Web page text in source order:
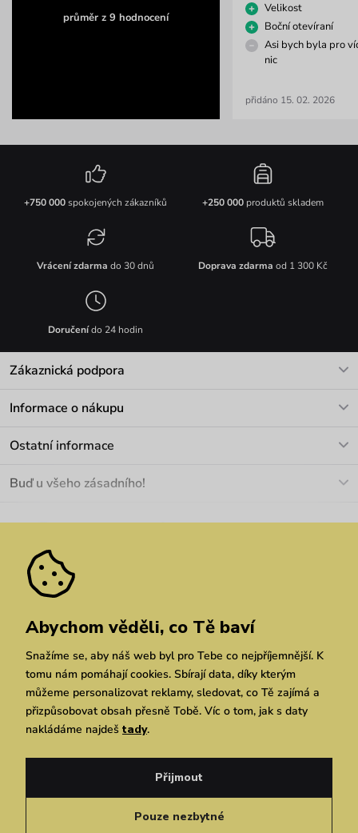
průměr z 9 hodnocení
Velikost
Boční otevíraní
Asi bych byla pro
nic
přidáno 15. 02. 2026
+750 000spokojených zákazníků +250 000produktů skladem
Vrácení zdarma do 30 dnů Doprava zdarma od 1 300 Kč
Doručenído 24 hodin
Zákaznická podpora
Informace o nákupu
Materiály a údržba
Pozáruční opravy
Ostatní informace
Velkoobchod
We Care
Dárkové poukazy
Vuchlook
Prodejny
Praha Brno Chrudim
Buď u všeho zásadního!
Zásady ochrany osobních údajů
Simplia.cz
Zásady ochrany osobních údajů
Abychom věděli, co Tě baví
Snažíme se, aby náš web byl pro Tebe co nejpříjemnější. K
tomu nám pomáhají cookies. Sbírají data, díky kterým
můžeme personalizovat reklamy, sledovat, co Tě zajímá a
přizpůsobovat obsah přesně Tobě. Víc o tom, jak s daty
nakládáme najdeš tady.
Pouze nezbytné
Přijmout